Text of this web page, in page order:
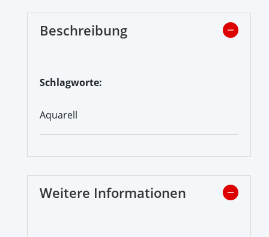
Beschreibung
Schlagworte:
Aquarell
Weitere Informationen